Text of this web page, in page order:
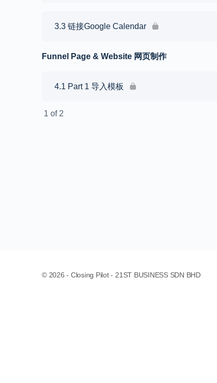
3.3 链接Google Calendar
Funnel Page & Website 网页制作
4.1 Part 1 导入模板
1 of 2
© 2026 - Closing Pilot - 21ST BUSINESS SDN BHD